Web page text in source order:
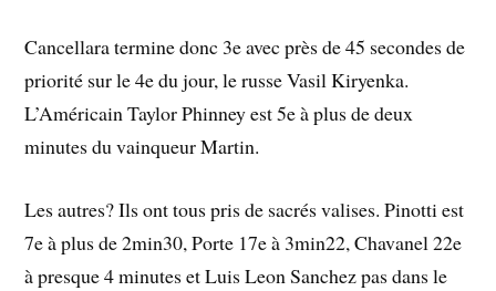
Cancellara termine donc 3e avec près de 45 secondes de
priorité sur le 4e du jour, le russe Vasil Kiryenka.
L’Américain Taylor Phinney est 5e à plus de deux
minutes du vainqueur Martin.
Les autres? Ils ont tous pris de sacrés valises. Pinotti est
7e à plus de 2min30, Porte 17e à 3min22, Chavanel 22e
à presque 4 minutes et Luis Leon Sanchez pas dans le